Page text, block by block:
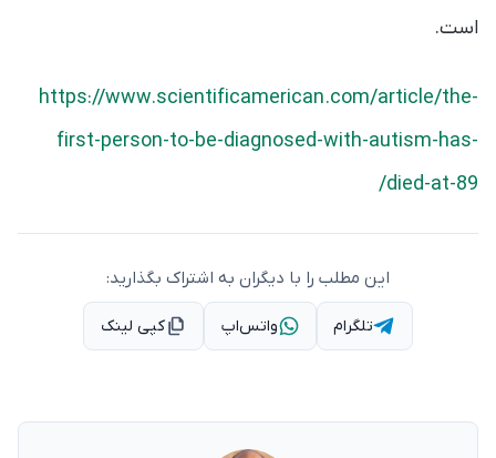
است.
https://www.scientificamerican.com/article/the-
first-person-to-be-diagnosed-with-autism-has-
died-at-89/
این مطلب را با دیگران به اشتراک بگذارید:
تلگرام واتس‌اپ کپی لینک